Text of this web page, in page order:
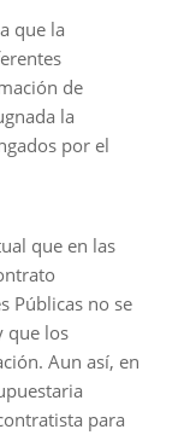
que la
de
la
por el
que en las
Públicas no se
que los
Aun así, en
para